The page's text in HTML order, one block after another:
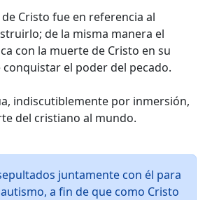
Cristo fue en referencia al
de la misma manera el
con la muerte de Cristo en su
el poder del pecado.
indiscutiblemente por inmersión,
del cristiano al mundo.
juntamente con él para
a fin de que como Cristo